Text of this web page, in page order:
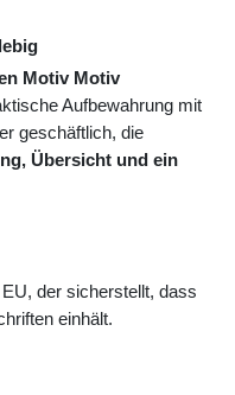
Motiv Motiv
Aufbewahrung mit
geschäftlich, die
Übersicht und ein
der sicherstellt, dass
einhält.